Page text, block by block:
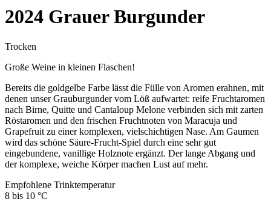
2024 Grauer Burgunder
Trocken
Große Weine in kleinen Flaschen!
Bereits die goldgelbe Farbe lässt die Fülle von Aromen erahnen, mit
denen unser Grauburgunder vom Löß aufwartet: reife Fruchtaromen
nach Birne, Quitte und Cantaloup Melone verbinden sich mit zarten
Röstaromen und den frischen Fruchtnoten von Maracuja und
Grapefruit zu einer komplexen, vielschichtigen Nase. Am Gaumen
wird das schöne Säure-Frucht-Spiel durch eine sehr gut
eingebundene, vanillige Holznote ergänzt. Der lange Abgang und
der komplexe, weiche Körper machen Lust auf mehr.
Empfohlene Trinktemperatur
8 bis 10 °C